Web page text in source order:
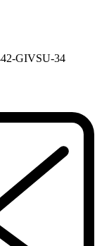
GIVSU-34